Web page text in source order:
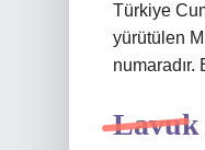
Türkiye
yürütülen
numaradır.
Lavuk